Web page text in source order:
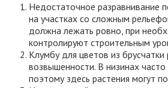
Недостаточное разравнивание
на участках со сложным
должна лежать ровно, при
контролируют строительным
Клумбу для цветов из брусчатки
возвышенности. В низинах часто
поэтому здесь растения могут